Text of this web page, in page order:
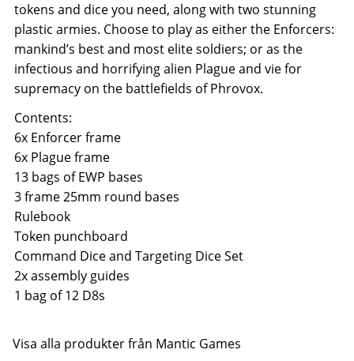
tokens and dice you need, along with two stunning
plastic armies. Choose to play as either the Enforcers:
mankind’s best and most elite soldiers; or as the
infectious and horrifying alien Plague and vie for
supremacy on the battlefields of Phrovox.
Contents:
6x Enforcer frame
6x Plague frame
13 bags of EWP bases
3 frame 25mm round bases
Rulebook
Token punchboard
Command Dice and Targeting Dice Set
2x assembly guides
1 bag of 12 D8s
Visa alla produkter från Mantic Games